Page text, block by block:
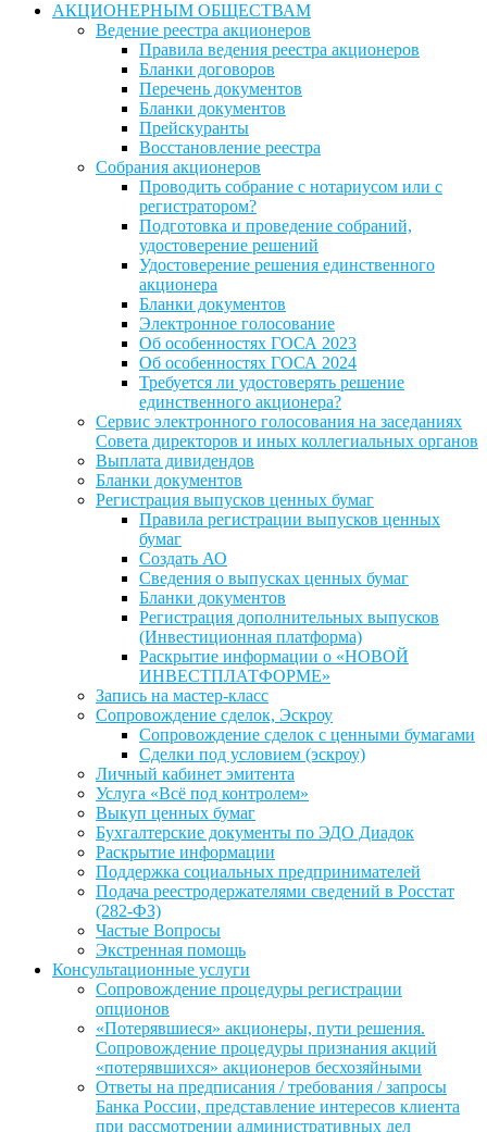
АКЦИОНЕРНЫМ ОБЩЕСТВАМ
Ведение реестра акционеров
Правила ведения реестра акционеров
Бланки договоров
Перечень документов
Бланки документов
Прейскуранты
Восстановление реестра
Собрания акционеров
Проводить собрание с нотариусом или с
регистратором?
Подготовка и проведение собраний,
удостоверение решений
Удостоверение решения единственного
акционера
Бланки документов
Электронное голосование
Об особенностях ГОСА 2023
Об особенностях ГОСА 2024
Требуется ли удостоверять решение
единственного акционера?
Сервис электронного голосования на заседаниях
Совета директоров и иных коллегиальных органов
Выплата дивидендов
Бланки документов
Регистрация выпусков ценных бумаг
Правила регистрации выпусков ценных
бумаг
Создать АО
Сведения о выпусках ценных бумаг
Бланки документов
Регистрация дополнительных выпусков
(Инвестиционная платформа)
Раскрытие информации о «НОВОЙ
ИНВЕСТПЛАТФОРМЕ»
Запись на мастер-класс
Сопровождение сделок, Эскроу
Сопровождение сделок с ценными бумагами
Сделки под условием (эскроу)
Личный кабинет эмитента
Услуга «Всё под контролем»
Выкуп ценных бумаг
Бухгалтерские документы по ЭДО Диадок
Раскрытие информации
Поддержка социальных предпринимателей
Подача реестродержателями сведений в Росстат
(282-ФЗ)
Частые Вопросы
Экстренная помощь
Консультационные услуги
Сопровождение процедуры регистрации
опционов
«Потерявшиеся» акционеры, пути решения.
Сопровождение процедуры признания акций
«потерявшихся» акционеров бесхозяйными
Ответы на предписания / требования / запросы
Банка России, представление интересов клиента
при рассмотрении административных дел